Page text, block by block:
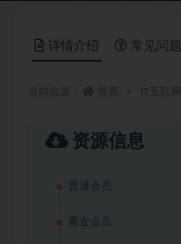
详情介绍 常见问题
资源信息
普通会员
黄金会员